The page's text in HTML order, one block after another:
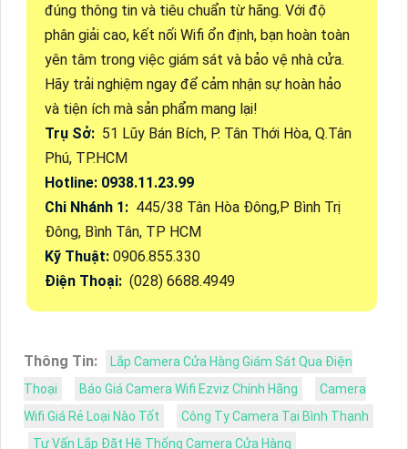
đúng thông tin và tiêu chuẩn từ hãng. Với độ
phân giải cao, kết nối Wifi ổn định, bạn hoàn toàn
yên tâm trong việc giám sát và bảo vệ nhà cửa.
Hãy trải nghiệm ngay để cảm nhận sự hoàn hảo
và tiện ích mà sản phẩm mang lại!
Trụ Sở: 51 Lũy Bán Bích, P. Tân Thới Hòa, Q.Tân
Phú, TP.HCM
Hotline: 0938.11.23.99
Chi Nhánh 1: 445/38 Tân Hòa Đông,P Bình Trị
Đông, Bình Tân, TP HCM
Kỹ Thuật: 0906.855.330
Điện Thoại: (028) 6688.4949
Thông Tin:
Lắp Camera Cửa Hàng Giám Sát Qua Điện
Thoại
Báo Giá Camera Wifi Ezviz Chính Hãng
Camera
Wifi Giá Rẻ Loại Nào Tốt
Công Ty Camera Tại Bình Thạnh
Tư Vấn Lắp Đặt Hệ Thống Camera Cửa Hàng